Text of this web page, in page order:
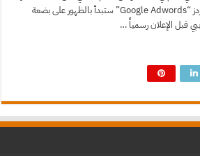
قادمة على شبكة حوجل أدووردز “Google Adwords” ستبدأ بالظهور على بضعة
قبل الإعلان رسمياً …